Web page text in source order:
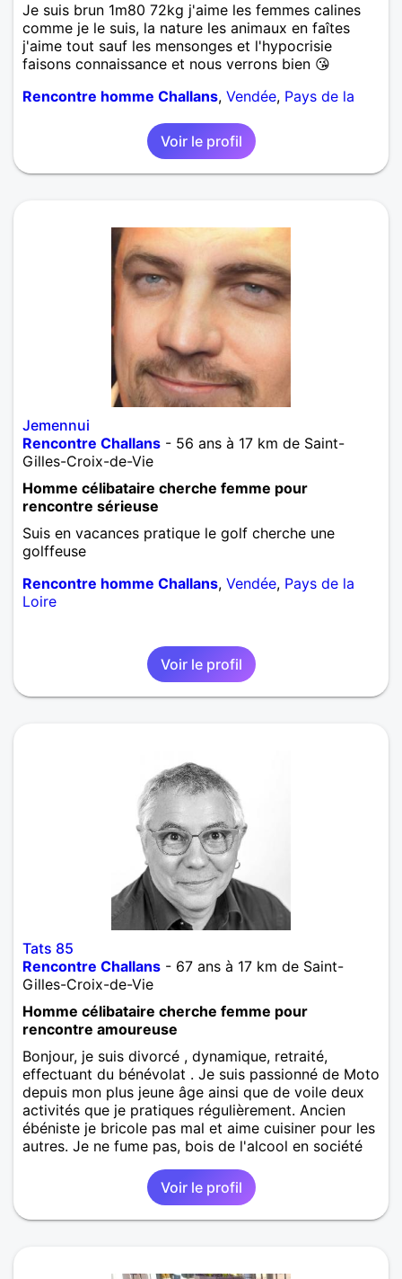
Je suis brun 1m80 72kg j'aime les femmes calines
comme je le suis, la nature les animaux en faîtes
j'aime tout sauf les mensonges et l'hypocrisie
faisons connaissance et nous verrons bien 😘
Rencontre homme Challans, Vendée, Pays de la
Voir le profil
Jemennui
Rencontre Challans - 56 ans à 17 km de Saint-
Gilles-Croix-de-Vie
Homme célibataire cherche femme pour
rencontre sérieuse
Suis en vacances pratique le golf cherche une
golffeuse
Rencontre homme Challans, Vendée, Pays de la
Loire
Voir le profil
Tats 85
Rencontre Challans - 67 ans à 17 km de Saint-
Gilles-Croix-de-Vie
Homme célibataire cherche femme pour
rencontre amoureuse
Bonjour, je suis divorcé , dynamique, retraité,
effectuant du bénévolat . Je suis passionné de Moto
depuis mon plus jeune âge ainsi que de voile deux
activités que je pratiques régulièrement. Ancien
ébéniste je bricole pas mal et aime cuisiner pour les
autres. Je ne fume pas, bois de l'alcool en société
choses qui m'intéresse bien sur et je recherche une
personne partageant les mêmes gouts que moi. A
bientôt j'espère et merci de m'avoir lu.
Voir le profil